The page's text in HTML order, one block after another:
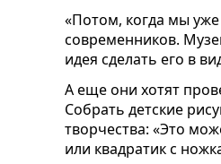
«Потом, когда мы
современников.
идея сделать его в
А еще они хотят
Собрать детские
творчества: «Это
или квадратик с